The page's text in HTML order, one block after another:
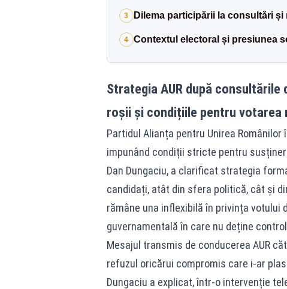
3 Dilema participării la consultări
4 Contextul electoral și presiunea
Strategia AUR după consultările
roșii și condițiile pentru votarea
Partidul Alianța pentru Unirea
impunând condiții stricte pentru
Dan Dungaciu, a clarificat strategia
candidați, atât din sfera politică, cât și
rămâne una inflexibilă în privința votului
guvernamentală în care nu deține
Mesajul transmis de conducerea AUR
refuzul oricărui compromis care i-ar
Dungaciu a explicat, într-o intervenție